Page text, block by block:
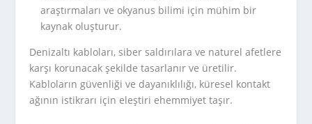
araştırmaları ve okyanus bilimi için mühim bir
kaynak oluşturur.
Denizaltı kabloları, siber saldırılara ve naturel afetlere
karşı korunacak şekilde tasarlanır ve üretilir.
Kabloların güvenliği ve dayanıklılığı, küresel kontakt
ağının istikrarı için eleştiri ehemmiyet taşır.